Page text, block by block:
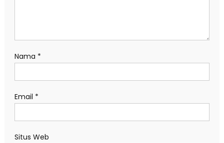
Nama *
Email *
Situs Web